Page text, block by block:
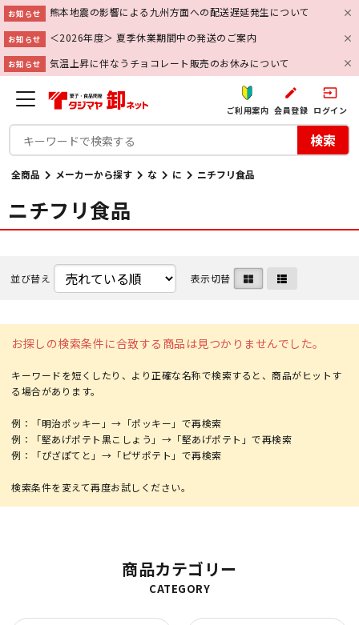
お知らせ 熊本地震の影響による九州方面への配送遅延発生について
お知らせ ＜2026年度＞ 夏季休業期間中の発送のご案内
お知らせ 気温上昇に伴なうチョコレート販売のお休みについて
ご利用案内
create
会員登録
input
ログイン
検索
全商品 メーカーから探す な に ニチフリ食品
ニチフリ食品
並び替え 表示切替
お探しの検索条件に合致する商品は見つかりませんでした。
キーワードを短くしたり、より正確な名称で検索すると、商品がヒットす
る場合があります。
例：「明治ポッキー」→「ポッキー」で再検索
例：「堅あげポテト黒こしょう」→「堅あげポテト」で再検索
例：「ぴざぽてと」→「ピザポテト」で再検索
商品カテゴリー
CATEGORY